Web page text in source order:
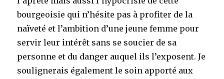
bourgeoisie qui n’hésite pas à profiter de la
naïveté et l’ambition d’une jeune femme pour
servir leur intérêt sans se soucier de sa
personne et du danger auquel ils l’exposent. Je
soulignerais également le soin apporté aux